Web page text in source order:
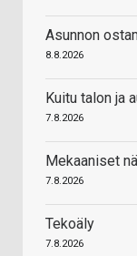
Asunnon
8.8.2026
Kuitu talon ja
7.8.2026
Mekaaniset
7.8.2026
Tekoäly
7.8.2026